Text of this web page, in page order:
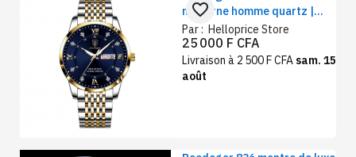
moderne homme quartz |
bracelet acier inoxydable,
design classique et vintage,
bleu
Par : Helloprice Store
favorite_border
25 000 F CFA
Livraison à 2 500 F CFA sam. 15
août